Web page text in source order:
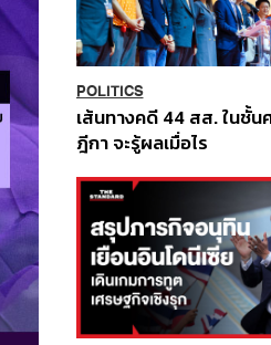
POLITICS
เส้นทางคดี 44 สส. ในชั้น
ฎีกา จะรู้ผลเมื่อไร